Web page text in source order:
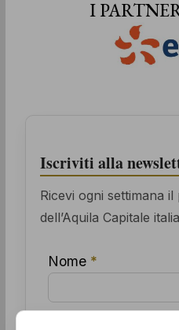
I
Iscriviti alla
Ricevi ogni settimana
dell’Aquila Capitale
Nome *